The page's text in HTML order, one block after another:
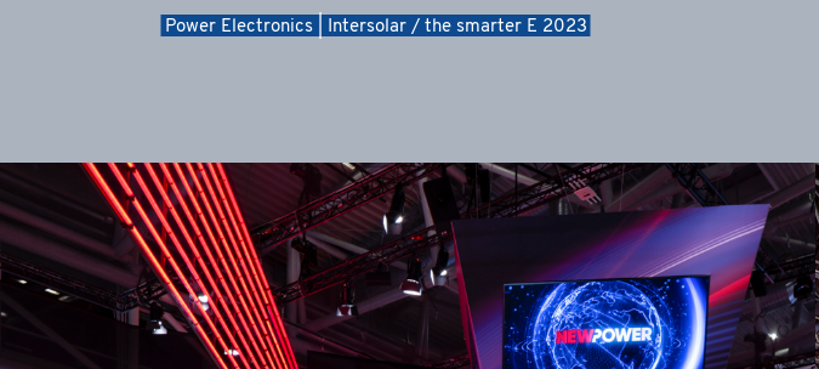
Power Electronics | Intersolar / the smarter E 2023